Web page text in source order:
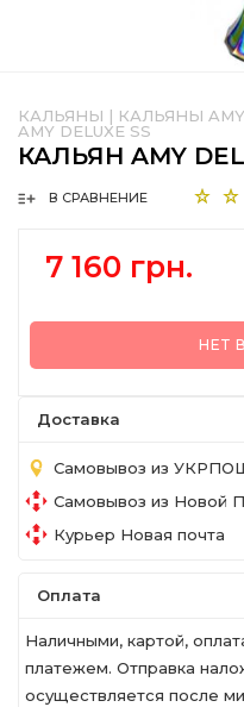
КАЛЬЯНЫ | КАЛЬЯНЫ AMY
AMY DELUXE SS
КАЛЬЯН AMY
В СРАВНЕНИЕ
7 160 грн.
НЕТ
Доставка
Самовывоз из
Самовывоз из Новой
Курьер Новая почта
Оплата
Наличными, картой,
платежем. Отправка
осуществляется после